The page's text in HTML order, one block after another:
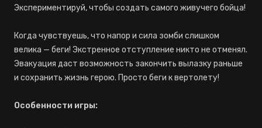
Экспериментируй, чтобы создать самого живучего бойца!
Когда чувствуешь, что напор и сила зомби слишком
велика — беги! Экстренное отступление никто не отменял.
Эвакуация даст возможность закончить вылазку раньше
и сохранить жизнь герою. Просто беги к вертолету!
Особенности игры: